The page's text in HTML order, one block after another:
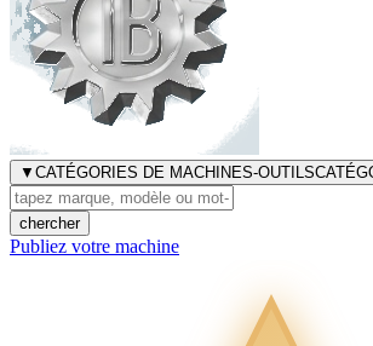
▼ CATÉGORIES DE MACHINES-OUTILS
chercher
Publiez votre machine